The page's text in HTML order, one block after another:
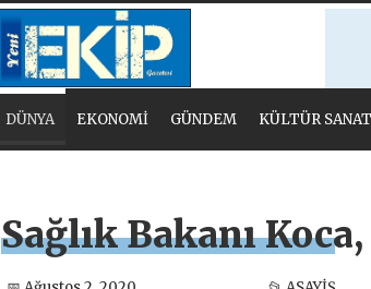
DÜNYA EKONOMİ GÜNDEM KÜLTÜR SANAT
Sağlık Bakanı